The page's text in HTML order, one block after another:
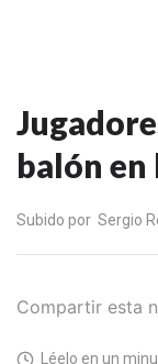
balón en
Subido por Sergio
Compartir esta
Léelo en un